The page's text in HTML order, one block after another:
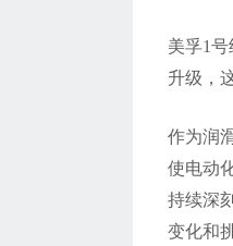
美孚1
升级，
作为润
使电动
持续深
变化和